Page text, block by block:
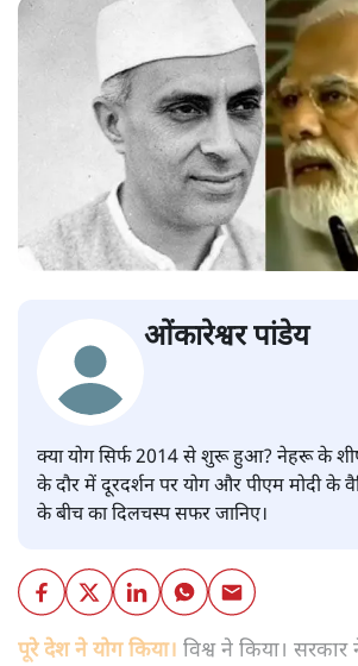
ओंकारेश्वर पांडेय
क्या योग सिर्फ 2014 से शुरू हुआ? नेहरू के
के दौर में दूरदर्शन पर योग और पीएम मोदी के
के बीच का दिलचस्प सफर जानिए।
पूरे देश ने योग किया। विश्व ने किया।